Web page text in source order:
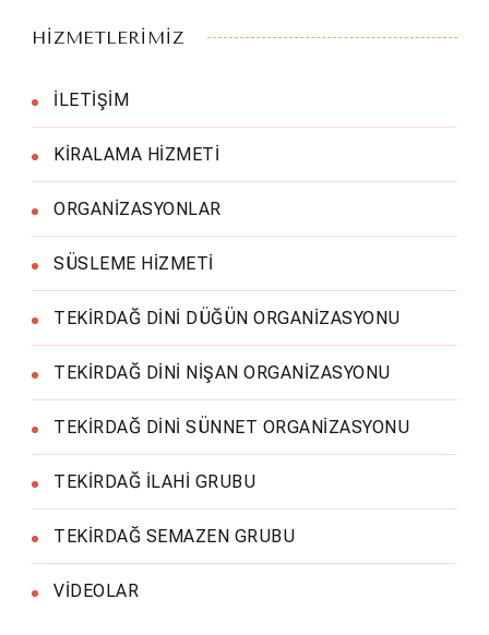
HİZMETLERİMİZ
İLETİŞİM
KİRALAMA HİZMETİ
ORGANİZASYONLAR
SÜSLEME HİZMETİ
TEKİRDAĞ DİNİ DÜĞÜN ORGANİZASYONU
TEKİRDAĞ DİNİ NİŞAN ORGANİZASYONU
TEKİRDAĞ DİNİ SÜNNET ORGANİZASYONU
TEKİRDAĞ İLAHİ GRUBU
TEKİRDAĞ SEMAZEN GRUBU
VİDEOLAR